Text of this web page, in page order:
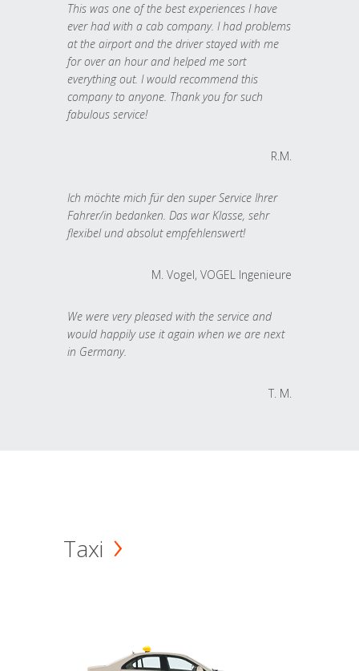
This was one of the best experiences I have
ever had with a cab company. I had problems
at the airport and the driver stayed with me
for over an hour and helped me sort
everything out. I would recommend this
company to anyone. Thank you for such
fabulous service!
R.M.
Ich möchte mich für den super Service Ihrer
Fahrer/in bedanken. Das war Klasse, sehr
flexibel und absolut empfehlenswert!
M. Vogel, VOGEL Ingenieure
We were very pleased with the service and
would happily use it again when we are next
in Germany.
T. M.
Taxi